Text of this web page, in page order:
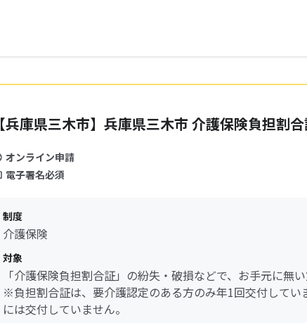
【兵庫県三木市】兵庫県三木市 介護保険負担割
オンライン申請
電子署名必須
制度
介護保険
対象
「介護保険負担割合証」の紛失・破損などで、お手元に無
※負担割合証は、要介護認定のある方のみ年1回交付してい
には交付していません。